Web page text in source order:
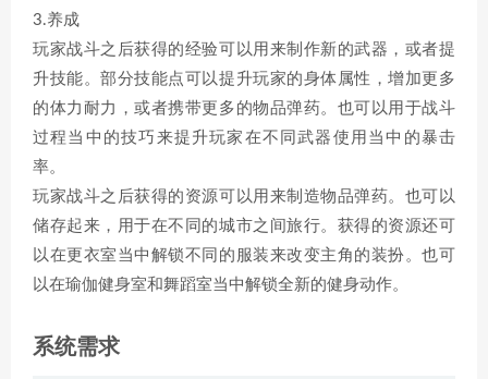
3.养成
玩家战斗之后获得的经验可以用来制作新的武器，或者提
升技能。部分技能点可以提升玩家的身体属性，增加更多
的体力耐力，或者携带更多的物品弹药。也可以用于战斗
过程当中的技巧来提升玩家在不同武器使用当中的暴击
率。
玩家战斗之后获得的资源可以用来制造物品弹药。也可以
储存起来，用于在不同的城市之间旅行。获得的资源还可
以在更衣室当中解锁不同的服装来改变主角的装扮。也可
以在瑜伽健身室和舞蹈室当中解锁全新的健身动作。
系统需求